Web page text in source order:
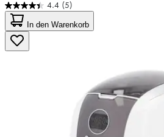
4.4 (5)
4.4
von
5
Sternen.
5
In den Warenkorb